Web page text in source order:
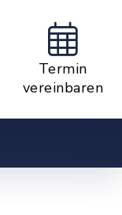
Termin
vereinbaren